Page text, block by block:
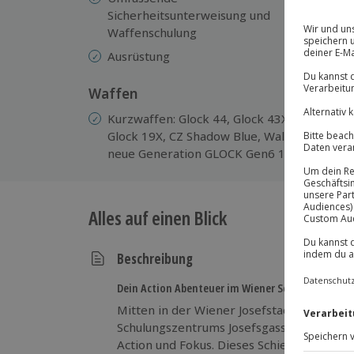
Sicherheitsunterweisung und
Waffenschulung
Ausrüstung
Waffen
Kurzwaffen: Glock 44, Glock 43X, Glock 48,
Glock 19X, CZ Shadow Blue, Walther PDP
neue Generation GLOCK Gen6 17, 19, 45
Alles auf einen Blick
Beschreibung
Dein Action Abenteuer im Wiener Schiesskino
Mitten in der Wiener Josefstadt erwartet
Schulungszentrums Josefsgasse ein
Action und Fokus. Dieses Schießtraining